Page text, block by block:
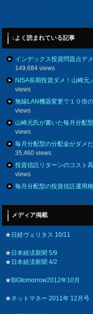
↓よく読まれている記事
インデックス投資問題点デ
149,684 views
NISA長期投資ダメ！山崎元
views
無線LAN機器変更で１０倍
views
山崎元氏が書いた毎月分配
views
毎月分配型の分配金がダメ
35,460 views
投資信託リターンのコスト
views
毎月分配型の投資信託運用
メディア掲載
★日経ヴェリタス 10/11
★日本経済新聞 5/9
★日本経済新聞 4/2
★BIGtomorrow2012年10月
★ネットマネー 2011年 12月号